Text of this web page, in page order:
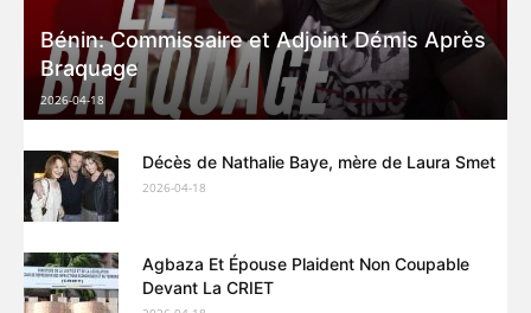
Bénin: Commissaire et Adjoint Démis Après
Braquage
2026-04-18
Décès de Nathalie Baye, mère de Laura Smet
2026-04-18
Agbaza Et Épouse Plaident Non Coupable
Devant La CRIET